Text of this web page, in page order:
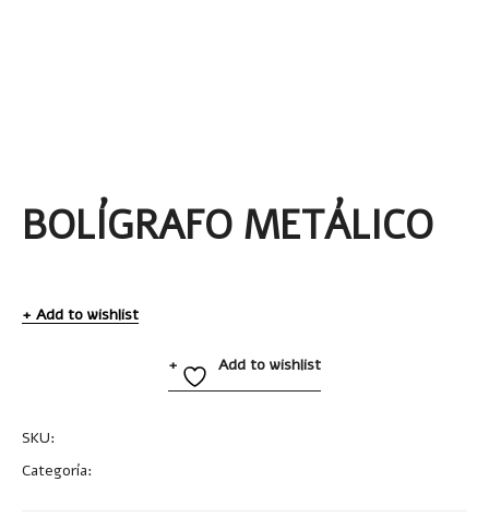
BOLÍGRAFO METÁLICO
Add to wishlist
Add to wishlist
SKU:
Categoría: